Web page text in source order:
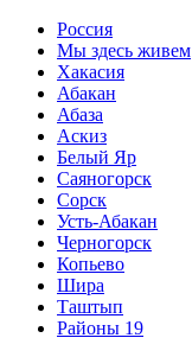
Перейти
содержимому
Россия
Мы здесь живем
Хакасия
Абакан
Абаза
Аскиз
Белый Яр
Саяногорск
Сорск
Усть-Абакан
Черногорск
Копьево
Шира
Таштып
Районы 19